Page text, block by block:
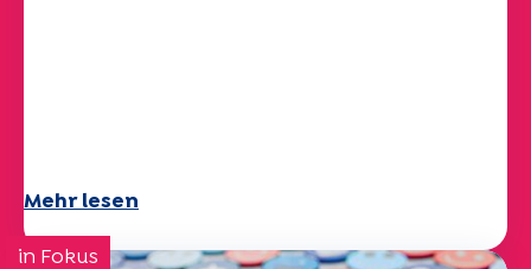
Mehr lesen
in Fokus